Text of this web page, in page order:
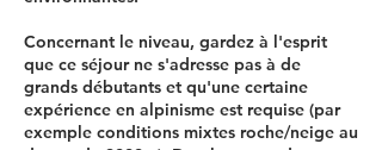
Concernant le niveau, gardez à l'esprit
que ce séjour ne s'adresse pas à de
grands débutants et qu'une certaine
expérience en alpinisme est requise (par
exemple conditions mixtes roche/neige au